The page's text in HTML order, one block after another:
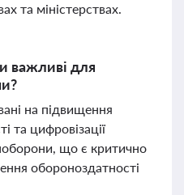
та міністерствах.
важливі для
на підвищення
та цифровізації
що є критично
обороноздатності